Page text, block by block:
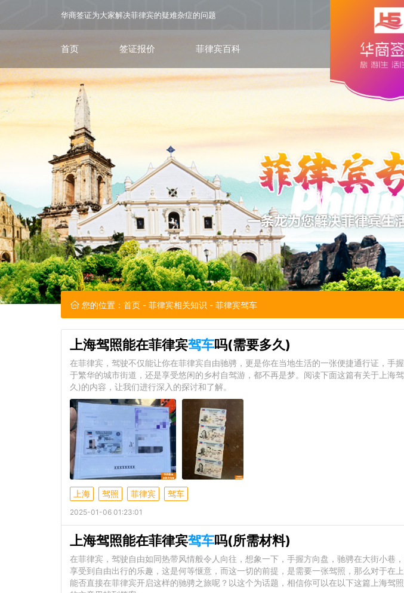
华商签证为大家解决菲律宾的疑难杂症的问题
首页 签证报价 菲律宾百科
您的位置： 首页 - 菲律宾相关知识 - 菲律宾驾车
上海驾照能在菲律宾驾车吗(需要多久)
在菲律宾，驾驶不仅能让你在菲律宾自由驰骋，更是你在当地生活的一张便捷通行证，手
于繁华的城市街道，还是享受悠闲的乡村自驾游，都不再是梦。阅读下面这篇有关于上海
久)的内容，让我们进行深入的探讨和了解。
上海 驾照 菲律宾 驾车
2025-01-06 01:23:01
上海驾照能在菲律宾驾车吗(所需材料)
在菲律宾，驾驶自由如同热带风情般令人向往，想象一下，手握方向盘，驰骋在大街小巷
享受到自由出行的乐趣，这是何等惬意，而这一切的前提，是需要一张驾照，那么对于在
能否直接在菲律宾开启这样的驰骋之旅呢？以这个为话题，相信你可以在以下这篇上海驾